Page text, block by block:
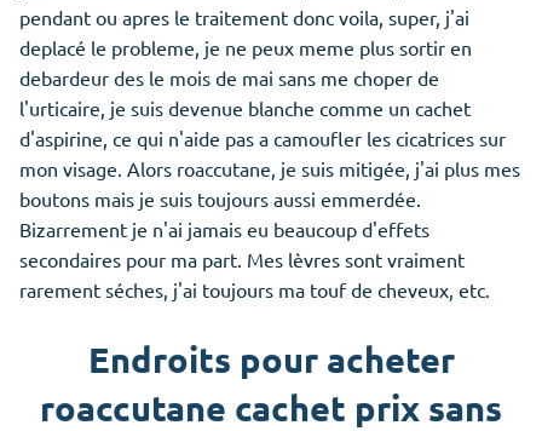
pendant ou apres le traitement donc voila, super, j'ai
deplacé le probleme, je ne peux meme plus sortir en
debardeur des le mois de mai sans me choper de
l'urticaire, je suis devenue blanche comme un cachet
d'aspirine, ce qui n'aide pas a camoufler les cicatrices sur
mon visage. Alors roaccutane, je suis mitigée, j'ai plus mes
boutons mais je suis toujours aussi emmerdée.
Bizarrement je n'ai jamais eu beaucoup d'effets
secondaires pour ma part. Mes lèvres sont vraiment
rarement séches, j'ai toujours ma touf de cheveux, etc.
Endroits pour acheter
roaccutane cachet prix sans